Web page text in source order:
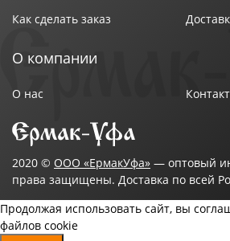
Как сделать заказ
О компании
О нас
2020 © ООО «ЕрмакУфа» — оптовый
права защищены. Доставка по всей
Продолжая использовать сайт, вы
файлов cookie